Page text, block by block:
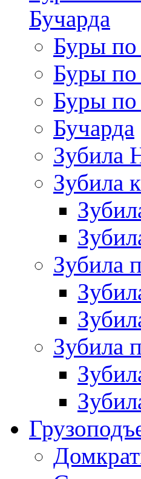
Бучарда
Буры по
Буры по
Буры по
Бучарда
Зубила
Зубила
Зубила
Зубила